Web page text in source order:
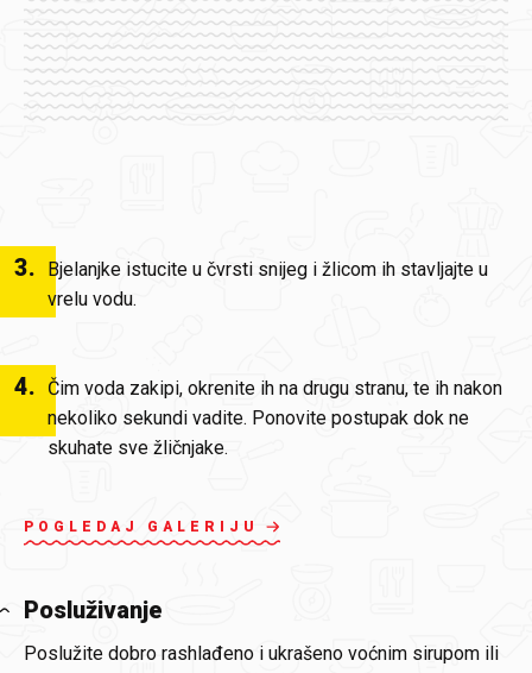
3.
Bjelanjke istucite u čvrsti snijeg i žlicom ih stavljajte u
vrelu vodu.
4.
Čim voda zakipi, okrenite ih na drugu stranu, te ih nakon
nekoliko sekundi vadite. Ponovite postupak dok ne
skuhate sve žličnjake.
POGLEDAJ GALERIJU
Posluživanje
Poslužite dobro rashlađeno i ukrašeno voćnim sirupom ili